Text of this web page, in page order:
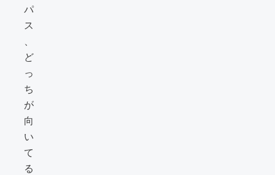
パ
ス
ど
っ
ち
が
向
い
て
る